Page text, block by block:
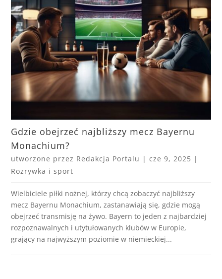
Gdzie obejrzeć najbliższy mecz Bayernu
Monachium?
utworzone przez Redakcja Portalu |cze 9, 2025 |
Rozrywka i sport
Wielbiciele piłki nożnej, którzy chcą zobaczyć najbliższy
mecz Bayernu Monachium, zastanawiają się, gdzie mogą
obejrzeć transmisję na żywo. Bayern to jeden z najbardziej
rozpoznawalnych i utytułowanych klubów w Europie,
grający na najwyższym poziomie w niemieckiej...